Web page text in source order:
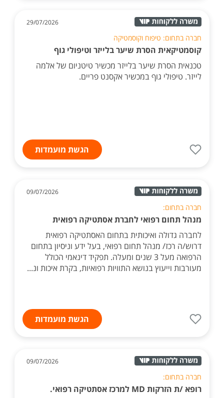
29/07/2026
חברה בתחום: טיפוח וקוסמטיקה
קוסמטיקאית הסרת שיער בלייזר וטיפולי גוף
טכנאית הסרת שיער בלייזר מכשיר טיטניום של אלמה
לייזר. טיפולי גוף במכשיר אקסנט פריים.
הגשת מועמדות
09/07/2026
חברה בתחום:
מנהל תחום רפואי לחברת אסתטיקה רפואית
לחברה גדולה ואיכותית בתחום האסתטיקה רפואית
דרוש/ה רכז/ מנהל תחום רפואי, בעל ידע וניסיון בתחום
הרפואה מעל 3 שנים ומעלה. תפקיד דינאמי הכולל
מעורבות וייעוץ בנושא התוויות רפואיות, בקרת איכות ונ...
הגשת מועמדות
09/07/2026
חברה בתחום:
רופא /ת הזרקות MD למרכז אסתטיקה רפואי.